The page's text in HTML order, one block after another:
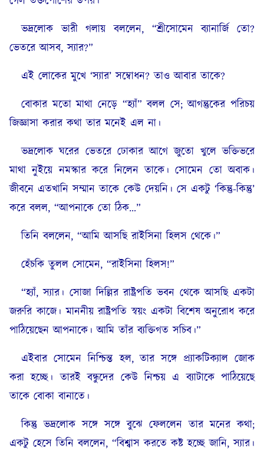
ভদ্রলোক ভারী গলায় বললেন, “শ্রীসোমেন ব্যানার্জি তো?
ভেতরে আসব, স্যার?”
এই লোকের মুখে ‘স্যার’ সম্বোধন? তাও আবার তাকে?
বোকার মতো মাথা নেড়ে “হ্যাঁ” বলল সে; আগন্তুকের পরিচয়
জিজ্ঞাসা করার কথা তার মনেই এল না।
ভদ্রলোক ঘরের ভেতরে ঢোকার আগে জুতো খুলে ভক্তিভরে
মাথা নুইয়ে নমস্কার করে নিলেন তাকে। সোমেন তো অবাক।
জীবনে এতখানি সম্মান তাকে কেউ দেয়নি। সে একটু ‘কিন্তু-কিন্তু’
করে বলল, “আপনাকে তো ঠিক…”
তিনি বললেন, “আমি আসছি রাইসিনা হিলস থেকে।”
হেঁচকি তুলল সোমেন, “রাইসিনা হিলস!”
“হ্যাঁ, স্যার। সোজা দিল্লির রাষ্ট্রপতি ভবন থেকে আসছি একটা
জরুরি কাজে। মাননীয় রাষ্ট্রপতি স্বয়ং একটা বিশেষ অনুরোধ করে
পাঠিয়েছেন আপনাকে। আমি তাঁর ব্যক্তিগত সচিব।”
এইবার সোমেন নিশ্চিন্ত হল, তার সঙ্গে প্র্যাকটিক্যাল জোক
করা হচ্ছে। তারই বন্ধুদের কেউ নিশ্চয় এ ব্যাটাকে পাঠিয়েছে
তাকে বোকা বানাতে।
কিন্তু ভদ্রলোক সঙ্গে সঙ্গে বুঝে ফেললেন তার মনের কথা;
একটু হেসে তিনি বললেন, “বিশ্বাস করতে কষ্ট হচ্ছে জানি, স্যার।